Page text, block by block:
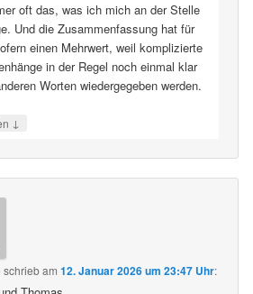
oft das, was ich mich an der Stelle
Und die Zusammenfassung hat für
einen Mehrwert, weil komplizierte
in der Regel noch einmal klar
Worten wiedergegeben werden.
↓
schriebam12. Januar 2026 um 23:47 Uhr: